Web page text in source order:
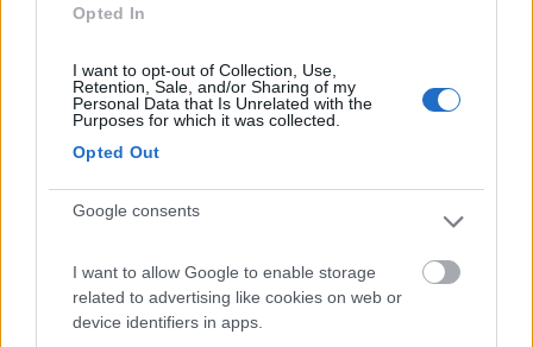
Opted In
I want to opt-out of Collection, Use,
Retention, Sale, and/or Sharing of my
Personal Data that Is Unrelated with the
Purposes for which it was collected.
Opted Out
Google consents
I want to allow Google to enable storage
related to advertising like cookies on web or
device identifiers in apps.
kali1983
Tranquilla, appena prima del paese di
Montedinove e a 3 km da Montalto delle Marche.
Ha C/S e elettricità. Costo 10€/24 h. Tutto nuovo.
Merondor 21/08/2016 21:57
Dal primo agosto pagamento 10 euro al giorno.